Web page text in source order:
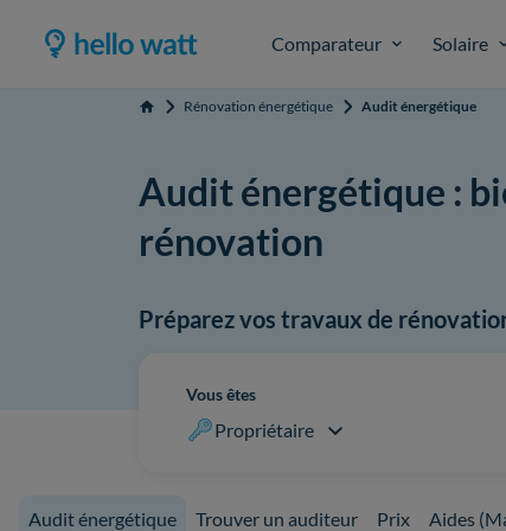
Comparateur Solaire
Accueil Rénovation énergétique Audit énergétique
Audit énergétique :
rénovation
Préparez vos travaux de
Vous êtes
Propriétaire
Audit énergétique Trouver un auditeur Prix Aides